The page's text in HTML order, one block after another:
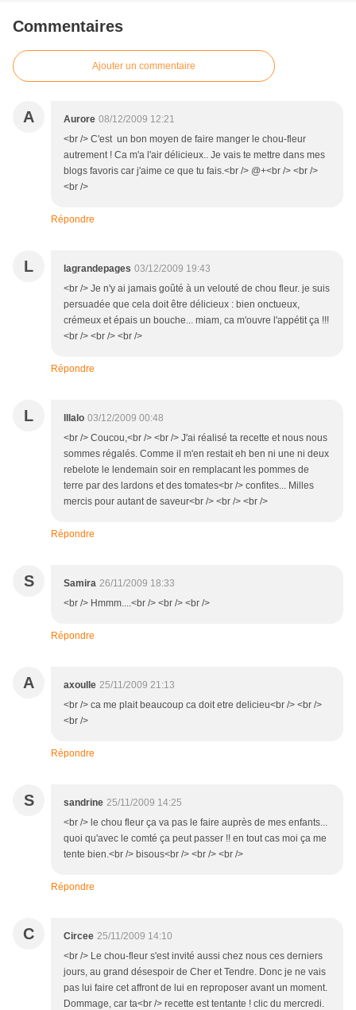
Commentaires
Ajouter un commentaire
A Aurore 08/12/2009 12:21
<br /> C'est un bon moyen de faire manger le chou-fleur
autrement ! Ca m'a l'air délicieux.. Je vais te mettre dans mes
blogs favoris car j'aime ce que tu fais.<br /> @+<br /> <br />
<br />
Répondre
L lagrandepages 03/12/2009 19:43
<br /> Je n'y ai jamais goûté à un velouté de chou fleur. je suis
persuadée que cela doit être délicieux : bien onctueux,
crémeux et épais un bouche... miam, ca m'ouvre l'appétit ça !!!
<br /> <br /> <br />
Répondre
L lllalo 03/12/2009 00:48
<br /> Coucou,<br /> <br /> J'ai réalisé ta recette et nous nous
sommes régalés. Comme il m'en restait eh ben ni une ni deux
rebelote le lendemain soir en remplacant les pommes de
terre par des lardons et des tomates<br /> confites... Milles
mercis pour autant de saveur<br /> <br /> <br />
Répondre
S Samira 26/11/2009 18:33
<br /> Hmmm....<br /> <br /> <br />
Répondre
A axoulle 25/11/2009 21:13
<br /> ca me plait beaucoup ca doit etre delicieu<br /> <br />
<br />
Répondre
S sandrine 25/11/2009 14:25
<br /> le chou fleur ça va pas le faire auprès de mes enfants...
quoi qu'avec le comté ça peut passer !! en tout cas moi ça me
tente bien.<br /> bisous<br /> <br /> <br />
Répondre
C Circee 25/11/2009 14:10
<br /> Le chou-fleur s'est invité aussi chez nous ces derniers
jours, au grand désespoir de Cher et Tendre. Donc je ne vais
pas lui faire cet affront de lui en reproposer avant un moment.
Dommage, car ta<br /> recette est tentante ! clic du mercredi.